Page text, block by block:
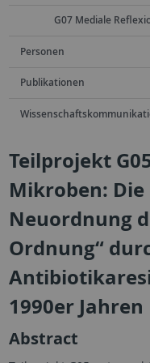
G07 Mediale
Personen
Publikationen
Teilprojekt
Mikroben:
Neuordnung
Ordnung“
1990er Jahren
Abstract